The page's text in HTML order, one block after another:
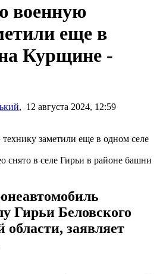
военную
еще в
Курщине -
, 12 августа 2024, 12:59
снято в селе Гирьи в районе башни
Гирьи Беловского
области, заявляет